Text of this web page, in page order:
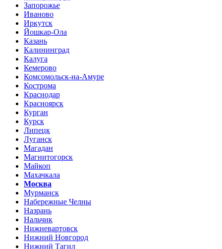
Запорожье
Иваново
Иркутск
Йошкар-Ола
Казань
Калининград
Калуга
Кемерово
Комсомольск-на-Амуре
Кострома
Краснодар
Красноярск
Курган
Курск
Липецк
Луганск
Магадан
Магнитогорск
Майкоп
Махачкала
Москва
Мурманск
Набережные Челны
Назрань
Нальчик
Нижневартовск
Нижний Новгород
Нижний Тагил